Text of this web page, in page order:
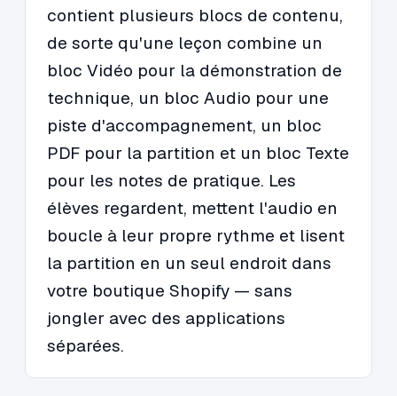
contient plusieurs blocs de contenu,
de sorte qu'une leçon combine un
bloc Vidéo pour la démonstration de
technique, un bloc Audio pour une
piste d'accompagnement, un bloc
PDF pour la partition et un bloc Texte
pour les notes de pratique. Les
élèves regardent, mettent l'audio en
boucle à leur propre rythme et lisent
la partition en un seul endroit dans
votre boutique Shopify — sans
jongler avec des applications
séparées.